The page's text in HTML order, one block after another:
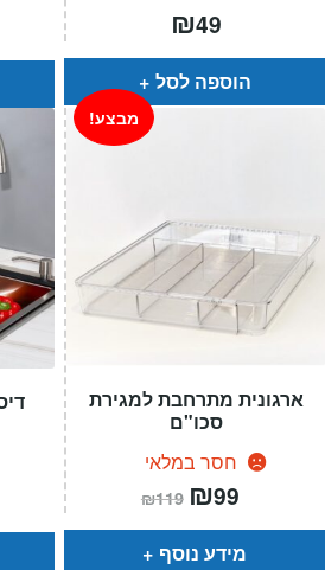
₪49
הוספה לסל
ארגונית מתרחבת למגירת
סכו"ם
חסר במלאי
מבצע!
₪119 המחיר
המקורי
היה:
₪119.
₪99
הוא:
מידע נוסף